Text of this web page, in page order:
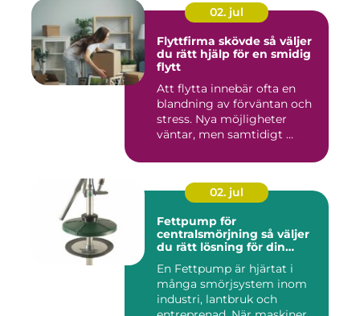
02. jul
Flyttfirma skövde så väljer
du rätt hjälp för en smidig
flytt
Att flytta innebär ofta en
blandning av förväntan och
stress. Nya möjligheter
väntar, men samtidigt ...
02. jul
Fettpump för
centralsmörjning så väljer
du rätt lösning för din
En Fettpump är hjärtat i
många smörjsystem inom
industri, lantbruk och